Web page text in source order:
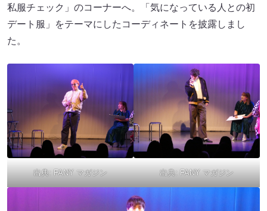
私服チェック」のコーナーへ。「気になっている人との初
デート服」をテーマにしたコーディネートを披露しまし
た。
出典: FANY マガジン 出典: FANY マガジン